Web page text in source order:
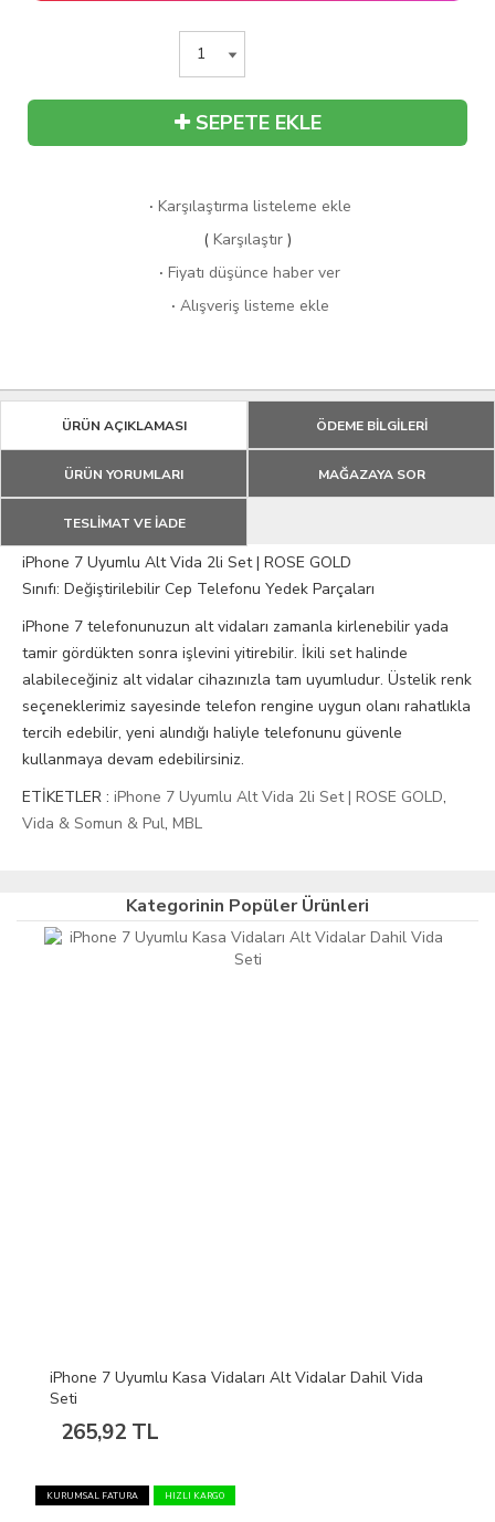
SEPETE EKLE
· Karşılaştırma listeleme ekle
( Karşılaştır )
· Fiyatı düşünce haber ver
· Alışveriş listeme ekle
ÜRÜN AÇIKLAMASI ÖDEME BİLGİLERİ
ÜRÜN YORUMLARI MAĞAZAYA SOR
TESLİMAT VE İADE
iPhone 7 Uyumlu Alt Vida 2li Set | ROSE GOLD
Sınıfı: Değiştirilebilir Cep Telefonu Yedek Parçaları
iPhone 7 telefonunuzun alt vidaları zamanla kirlenebilir yada
tamir gördükten sonra işlevini yitirebilir. İkili set halinde
alabileceğiniz alt vidalar cihazınızla tam uyumludur. Üstelik renk
seçeneklerimiz sayesinde telefon rengine uygun olanı rahatlıkla
tercih edebilir, yeni alındığı haliyle telefonunu güvenle
kullanmaya devam edebilirsiniz.
ETİKETLER : iPhone 7 Uyumlu Alt Vida 2li Set | ROSE GOLD,
Vida & Somun & Pul, MBL
Kategorinin Popüler Ürünleri
iPhone 7 Uyumlu Kasa Vidaları Alt Vidalar Dahil Vida
Seti
265,92 TL
KURUMSAL FATURA HIZLI KARGO